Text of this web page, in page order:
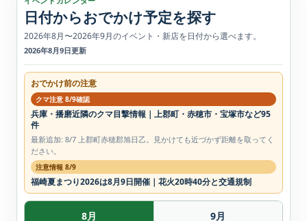
日付からおでかけ予定を探す
2026年8月〜2026年9月のイベント・新店を日付から選べます。
2026年8月9日更新
おでかけ前の注意
クマ注意 8/9確認
兵庫・播磨近隣のクマ目撃情報｜上郡町・赤穂市・宝塚市など95
件
最新追加: 8/7 上郡町赤穂郡旭日乙。見かけても近づかず距離を取ってく
ださい。
注意情報 8/9
福崎夏まつり2026は8月9日開催｜花火20時40分と交通規制
8月 9月